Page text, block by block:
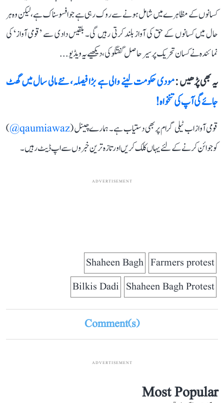
کسانوں کے مظاہرے میں شامل ہونے سے روک رہی ہے جو افسوسناک ہے، لیکن وہ ہر
حال میں کسانوں کے حق کی آواز بلند کرتی رہیں گی۔ بلقیس دادی سے ’قومی آواز‘ کی
نمائندہ نے کسان تحریک پر سیر حاصل گفتگو کی، دیکھیے یہ ویڈیو...
یہ بھی پڑھیں :مودی حکومت لینے والی ہے بڑا فیصلہ، نئے مالی سال میں گھٹ
جائے گی آپ کی تنخواہ!
قومی آواز اب ٹیلی گرام پر بھی دستیاب ہے۔ ہمارے چینل (qaumiawaz@
)
کو جوائن کرنے کے لئے یہاں کلک کریں اور تازہ ترین خبروں سے اپ ڈیٹ رہیں۔
ADVERTISEMENT
Farmers protest
Shaheen Bagh
Shaheen Bagh Protest
Bilkis Dadi
Comment(s)
ADVERTISEMENT
Most Popular